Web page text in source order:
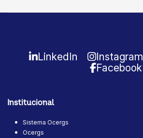
LinkedIn Instagram
Facebook
Institucional
Sistema Ocergs
Ocergs